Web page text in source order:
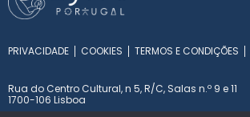
PRIVACIDADE COOKIES TERMOS E CONDIÇÕES
Rua do Centro Cultural, n 5, R/C, Salas n.º 9 e 11
1700-106 Lisboa